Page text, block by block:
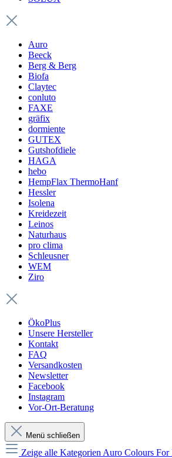
Auro
Beeck
Berg & Berg
Biofa
Claytec
conluto
FAXE
gräfix
dormiente
GUTEX
Gutshofdiele
HAGA
hebo
HempFlax ThermoHanf
Hessler
Isolena
Kreidezeit
Leinos
Naturhaus
pro clima
Schleusner
WEM
Ziro
ÖkoPlus
Unsere Hersteller
Kontakt
FAQ
Versandkosten
Newsletter
Facebook
Instagram
Vor-Ort-Beratung
Menü schließen
Zeige alle Kategorien Auro Colours For